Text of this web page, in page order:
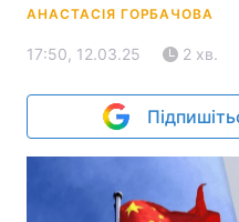
АНАСТАСІЯ ГОРБАЧОВА
17:50, 12.03.25 2 хв.